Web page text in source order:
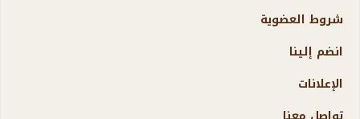
شروط العضوية
انضم إلينا
الإعلانات